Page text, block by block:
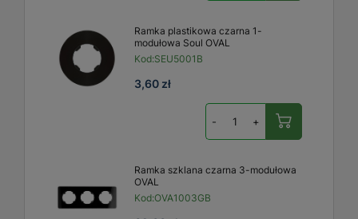
Ramka plastikowa czarna 1-
modułowa Soul OVAL
Kod:SEU5001B
3,60 zł
- +
Ramka szklana czarna 3-modułowa
OVAL
Kod:OVA1003GB